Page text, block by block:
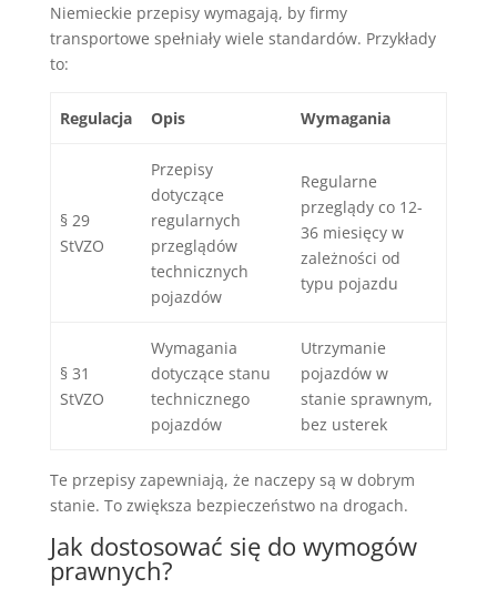
Niemieckie przepisy wymagają, by firmy
transportowe spełniały wiele standardów. Przykłady
to:
Regulacja Opis Wymagania
§ 29
StVZO
Przepisy
dotyczące
regularnych
przeglądów
technicznych
pojazdów
Regularne
przeglądy co 12-
36 miesięcy w
zależności od
typu pojazdu
§ 31
StVZO
Wymagania
dotyczące stanu
technicznego
pojazdów
Utrzymanie
pojazdów w
stanie sprawnym,
bez usterek
Te przepisy zapewniają, że naczepy są w dobrym
stanie. To zwiększa bezpieczeństwo na drogach.
Jak dostosować się do wymogów
prawnych?